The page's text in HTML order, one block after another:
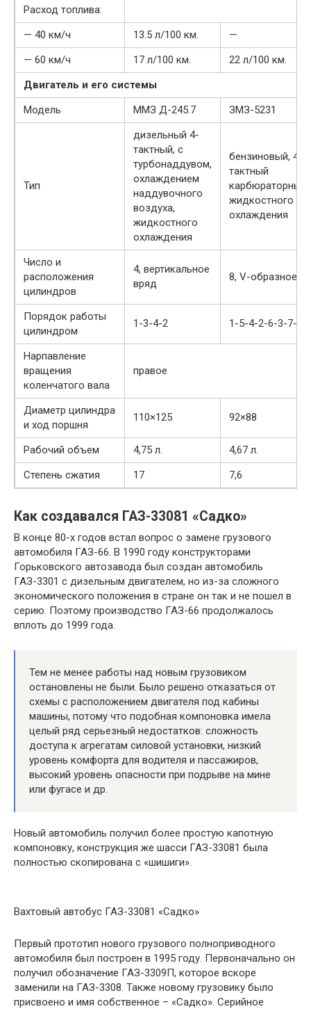
Расход топлива:
— 40 км/ч
13.5 л/100 км.
—
— 60 км/ч
17 л/100 км.
22 л/100 км.
Двигатель и его системы
Модель
ММЗ Д-245.7 ЗМЗ-5231
Тип
дизельный 4-
тактный, с
турбонаддувом,
охлаждением
наддувочного
воздуха,
жидкостного
охлаждения
бензиновый, 4-
тактный
карбюраторный,
жидкостного
охлаждения
Число и
расположения
цилиндров
4, вертикальное
вряд
8, V-образное
Порядок работы
цилиндром
1-3-4-2 1-5-4-2-6-3-7-8
Нарпавление
вращения
коленчатого вала
правое
Диаметр цилиндра
и ход поршня
110×125 92×88
Рабочий объем 4,75 л.
4,67 л.
Степень сжатия
17 7,6
Как создавался ГАЗ-33081 «Садко»
В конце 80-х годов встал вопрос о замене грузового
автомобиля ГАЗ-66. В 1990 году конструкторами
Горьковского автозавода был создан автомобиль
ГАЗ-3301 с дизельным двигателем, но из-за сложного
экономического положения в стране он так и не пошел в
серию. Поэтому производство ГАЗ-66 продолжалось
вплоть до 1999 года.
Тем не менее работы над новым грузовиком
остановлены не были. Было решено отказаться от
схемы с расположением двигателя под кабины
машины, потому что подобная компоновка имела
целый ряд серьезный недостатков: сложность
доступа к агрегатам силовой установки, низкий
уровень комфорта для водителя и пассажиров,
высокий уровень опасности при подрыве на мине
или фугасе и др.
Новый автомобиль получил более простую капотную
компоновку, конструкция же шасси ГАЗ-33081 была
полностью скопирована с «шишиги».
Вахтовый автобус ГАЗ-33081 «Садко»
Первый прототип нового грузового полноприводного
автомобиля был построен в 1995 году. Первоначально он
получил обозначение ГАЗ-3309П, которое вскоре
заменили на ГАЗ-3308. Также новому грузовику было
присвоено и имя собственное – «Садко». Серийное